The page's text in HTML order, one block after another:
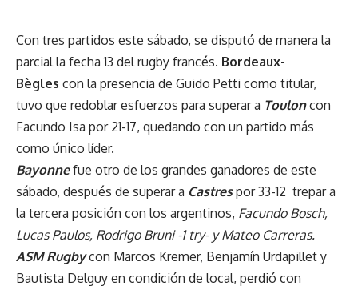
Con tres partidos este sábado, se disputó de manera la
parcial la fecha 13 del rugby francés. Bordeaux-
Bègles con la presencia de Guido Petti como titular,
tuvo que redoblar esfuerzos para superar a Toulon con
Facundo Isa por 21-17, quedando con un partido más
como único líder.
Bayonnefue otro de los grandes ganadores de este
sábado, después de superar a Castres por 33-12 trepar a
la tercera posición con los argentinos, Facundo Bosch,
Lucas Paulos, Rodrigo Bruni -1 try- y Mateo Carreras.
ASM Rugbycon Marcos Kremer, Benjamín Urdapillet y
Bautista Delguy en condición de local, perdió con